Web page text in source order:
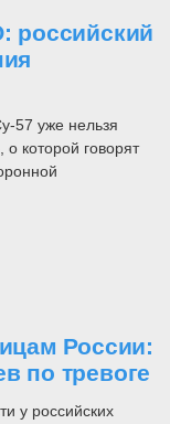
российский
57 уже нельзя
которой говорят
России:
по тревоге
у российских